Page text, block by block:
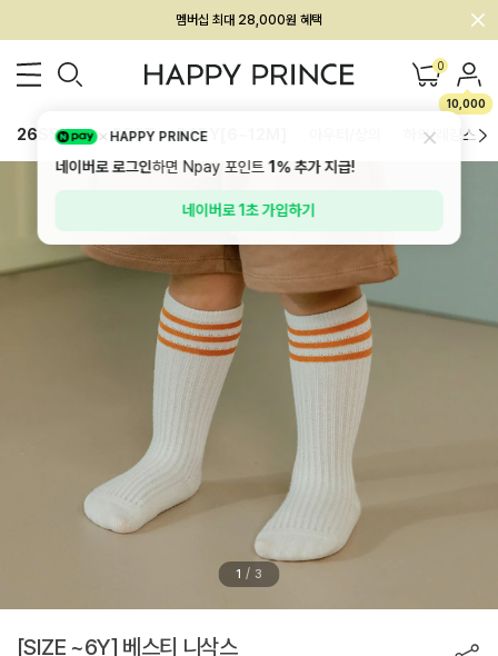
회원전용 아울렛, 가입하면 ~60% 할인!
멤버십 최대 28,000원 혜택 0
10,000
26SS 신상 BEST BABY[6~12M] 하의/레깅스
1 / 3
[SIZE ~6Y] 베스티 니삭스
HAPPY PRINCE
네이버로 로그인하면 Npay 포인트1%추가 지급!
네이버로 1초 가입하기